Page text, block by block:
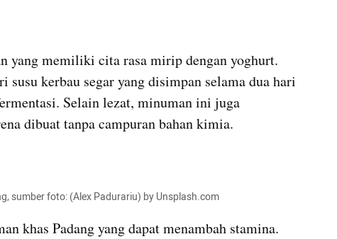
yang memiliki cita rasa mirip dengan yoghurt.
kerbau segar yang disimpan selama dua hari
Selain lezat, minuman ini juga
dibuat tanpa campuran bahan kimia.
sumber foto: (Alex Padurariu) by Unsplash.com
khas Padang yang dapat menambah stamina.